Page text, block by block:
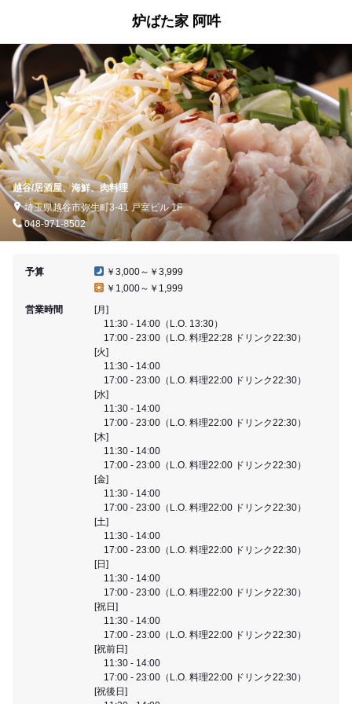
炉ばた家 阿吽
越谷/居酒屋、海鮮、肉料理
埼玉県越谷市弥生町3-41 戸室ビル 1F
048-971-8502
予算
￥3,000～￥3,999
￥1,000～￥1,999
営業時間
[月]
11:30 - 14:00（L.O. 13:30）
17:00 - 23:00（L.O. 料理22:28 ドリンク22:30）
[火]
11:30 - 14:00
17:00 - 23:00（L.O. 料理22:00 ドリンク22:30）
[水]
11:30 - 14:00
17:00 - 23:00（L.O. 料理22:00 ドリンク22:30）
[木]
11:30 - 14:00
17:00 - 23:00（L.O. 料理22:00 ドリンク22:30）
[金]
11:30 - 14:00
17:00 - 23:00（L.O. 料理22:00 ドリンク22:30）
[土]
11:30 - 14:00
17:00 - 23:00（L.O. 料理22:00 ドリンク22:30）
[日]
11:30 - 14:00
17:00 - 23:00（L.O. 料理22:00 ドリンク22:30）
[祝日]
11:30 - 14:00
17:00 - 23:00（L.O. 料理22:00 ドリンク22:30）
[祝前日]
11:30 - 14:00
17:00 - 23:00（L.O. 料理22:00 ドリンク22:30）
[祝後日]